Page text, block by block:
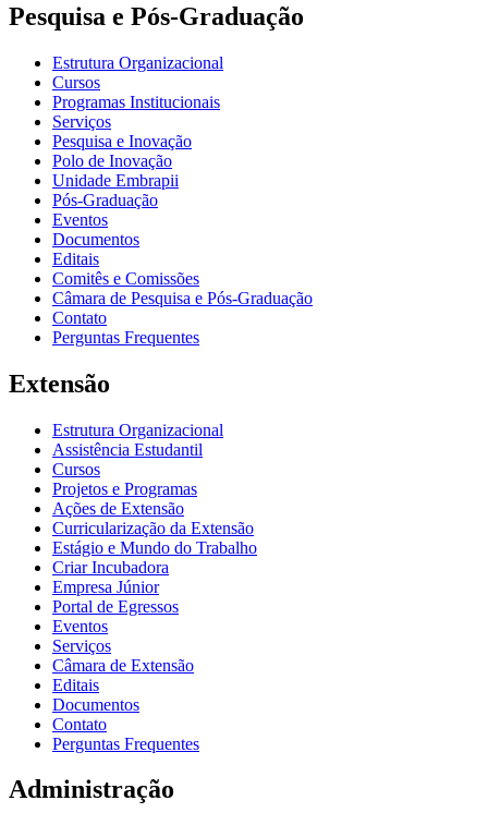
Pesquisa e Pós-Graduação
Estrutura Organizacional
Cursos
Programas Institucionais
Serviços
Pesquisa e Inovação
Polo de Inovação
Unidade Embrapii
Pós-Graduação
Eventos
Documentos
Editais
Comitês e Comissões
Câmara de Pesquisa e Pós-Graduação
Contato
Perguntas Frequentes
Extensão
Estrutura Organizacional
Assistência Estudantil
Cursos
Projetos e Programas
Ações de Extensão
Curricularização da Extensão
Estágio e Mundo do Trabalho
Criar Incubadora
Empresa Júnior
Portal de Egressos
Eventos
Serviços
Câmara de Extensão
Editais
Documentos
Contato
Perguntas Frequentes
Administração